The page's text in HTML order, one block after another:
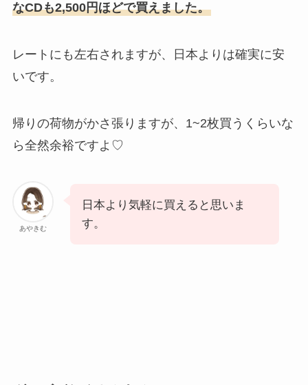
なCDも2,500円ほどで買えました。
レートにも左右されますが、日本よりは確実に安
いです。
帰りの荷物がかさ張りますが、1~2枚買うくらいな
ら全然余裕ですよ♡
あやきむ
日本より気軽に買えると思いま
す。